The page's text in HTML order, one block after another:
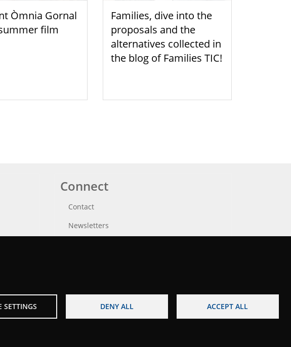
Òmnia Gornal
film
Families, dive into the
proposals and the
alternatives collected in
the blog of Families TIC!
Connect
Contact
Newsletters
SETTINGS DENY ALL ACCEPT ALL